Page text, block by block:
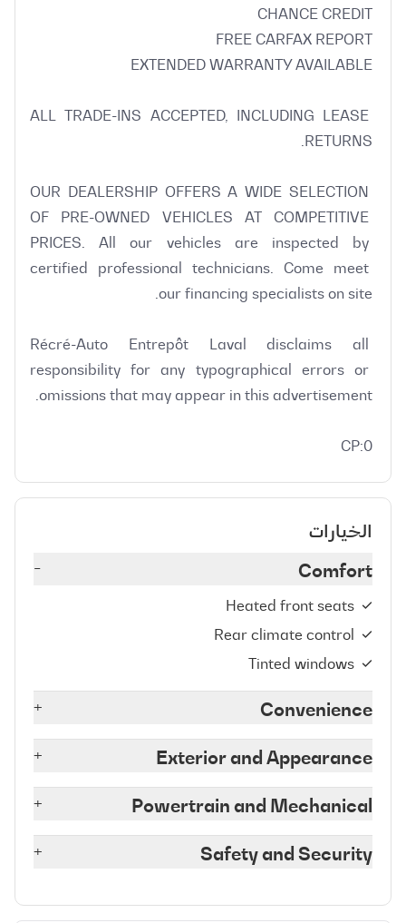
ALL TRADE-INS ACCEPTED, INCLUDING LEASE
OUR DEALERSHIP OFFERS A WIDE SELECTION
OF PRE-OWNED VEHICLES AT COMPETITIVE
PRICES. All our vehicles are inspected by
certified professional technicians. Come meet
Récré-Auto Entrepôt Laval disclaims all
responsibility for any typographical errors or
CP:0
الخيارات
Comfort
-
Heated front seats
Rear climate control
Tinted windows
Convenience
+
Exterior and Appearance
+
Powertrain and Mechanical
+
Safety and Security
+